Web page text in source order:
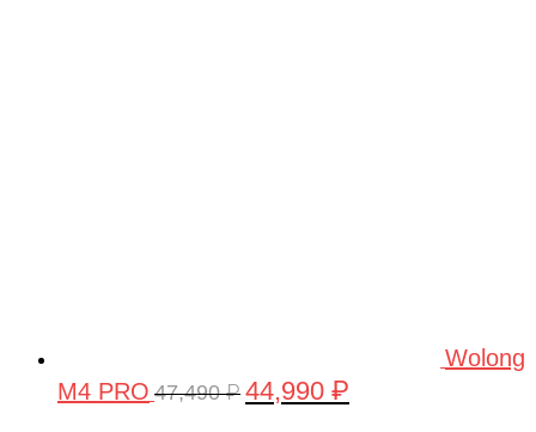
Wolong
M4 PRO 47,490₽ Первоначальная
44,990 ₽